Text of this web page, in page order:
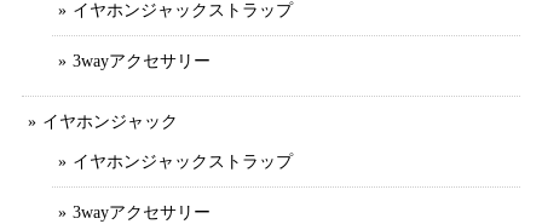
イヤホンジャックストラップ
3wayアクセサリー
イヤホンジャック
イヤホンジャックストラップ
3wayアクセサリー